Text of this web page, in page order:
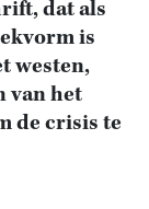
dat als
is
westen,
van het
de crisis te